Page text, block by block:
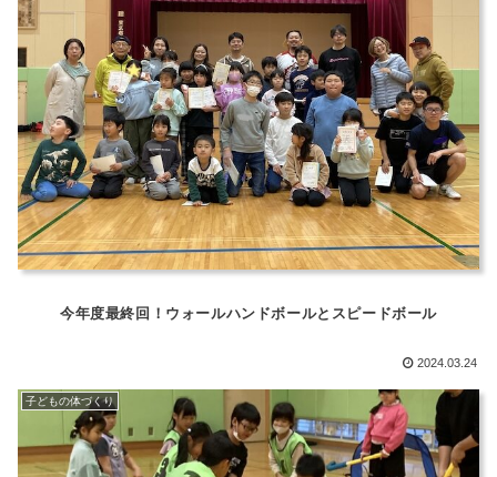
今年度最終回！ウォールハンドボールとスピードボール
2024.03.24
子どもの体づくり